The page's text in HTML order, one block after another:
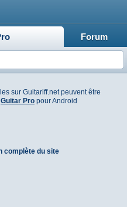
Forum
sur Guitariff.net peuvent être
Guitar Pro pour Android
complète du site